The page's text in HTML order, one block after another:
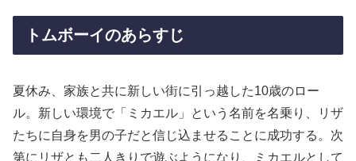
トムボーイのあらすじ
夏休み、家族と共に新しい街に引っ越した10歳のロー
ル。新しい環境で「ミカエル」という名前を名乗り、リザ
たちに自身を男の子だと信じ込ませることに成功する。次
第にリザとも二人きりで遊ぶようになり、ミカエルとして